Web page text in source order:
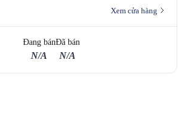
Xem cửa hàng
Đang bán
N/A
Đã bán
N/A